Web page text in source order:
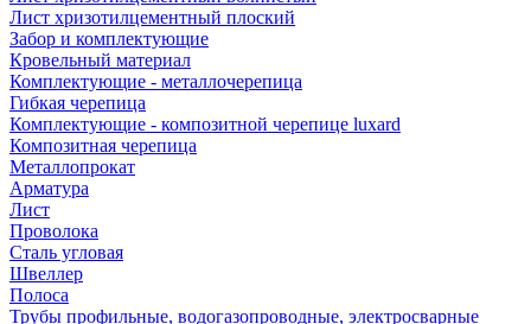
Лист хризотилцементный плоский
Забор и комплектующие
Кровельный материал
Комплектующие - металлочерепица
Гибкая черепица
Комплектующие - композитной черепице luxard
Композитная черепица
Металлопрокат
Арматура
Лист
Проволока
Сталь угловая
Швеллер
Полоса
Трубы профильные, водогазопроводные, электросварные